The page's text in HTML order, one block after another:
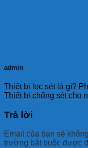
admin
Thiết bị lọc sét là gì?
Thiết bị chống sét cho
Trả lời
Email của bạn sẽ
trường bắt buộc được